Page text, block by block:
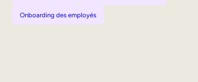
Onboarding des employés